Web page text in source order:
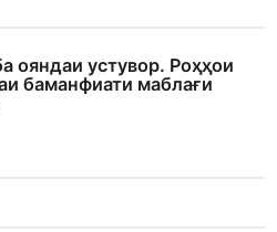
ояндаи устувор. Роҳҳои
баманфиати маблағи